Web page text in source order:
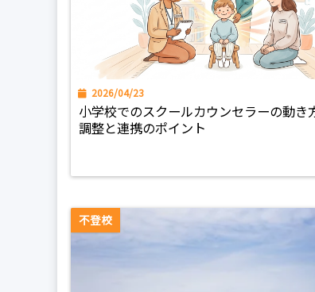
2026/04/23
小学校でのスクールカウンセラーの動き
調整と連携のポイント
不登校